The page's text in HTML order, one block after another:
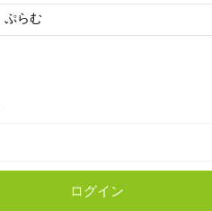
ぷらむ
ログイン